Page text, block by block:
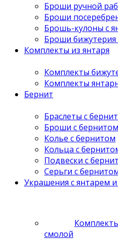
Броши ручной
Броши
Брошь-кулоны с
Броши бижутерия
Комплекты из янтаря
Комплекты
Комплекты
Бернит
Браслеты с
Броши с бернитом
Колье с бернитом
Кольца с
Подвески с
Серьги с
Украшения с янтарем
смолой